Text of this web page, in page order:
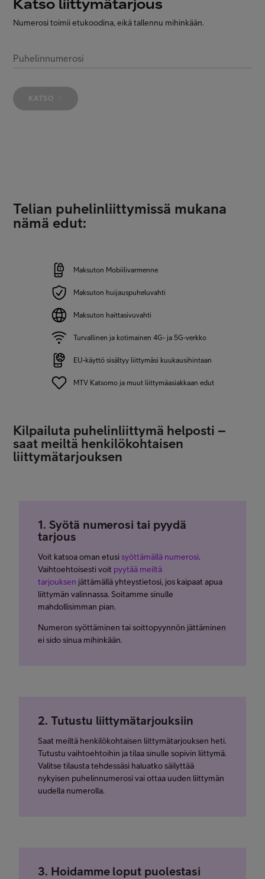
Asiakastuki
Minun Telia
EN
Katso liittymätarjous
Numerosi toimii etukoodina, eikä tallennu mihinkään.
Puhelinnumerosi
KATSO
Telian puhelinliittymissä mukana
nämä edut:
Maksuton Mobiilivarmenne
Maksuton huijauspuheluvahti
Maksuton haittasivuvahti
Turvallinen ja kotimainen 4G- ja 5G-verkko
EU-käyttö sisältyy liittymäsi kuukausihintaan
MTV Katsomo ja muut liittymäasiakkaan edut
Kilpailuta puhelinliittymä helposti –
saat meiltä henkilökohtaisen
liittymätarjouksen
1. Syötä numerosi tai pyydä
tarjous
Voit katsoa oman etusisyöttämällä numerosi.
Vaihtoehtoisesti voit pyytää meiltä
tarjouksen jättämällä yhteystietosi, jos kaipaat apua
liittymän valinnassa. Soitamme sinulle
mahdollisimman pian.
Numeron syöttäminen tai soittopyynnön jättäminen
ei sido sinua mihinkään.
2. Tutustu liittymätarjouksiin
Saat meiltä henkilökohtaisen liittymätarjouksen heti.
Tutustu vaihtoehtoihin ja tilaa sinulle sopivin liittymä.
Valitse tilausta tehdessäsi haluatko säilyttää
nykyisen puhelinnumerosi vai ottaa uuden liittymän
uudella numerolla.
3. Hoidamme loput puolestasi